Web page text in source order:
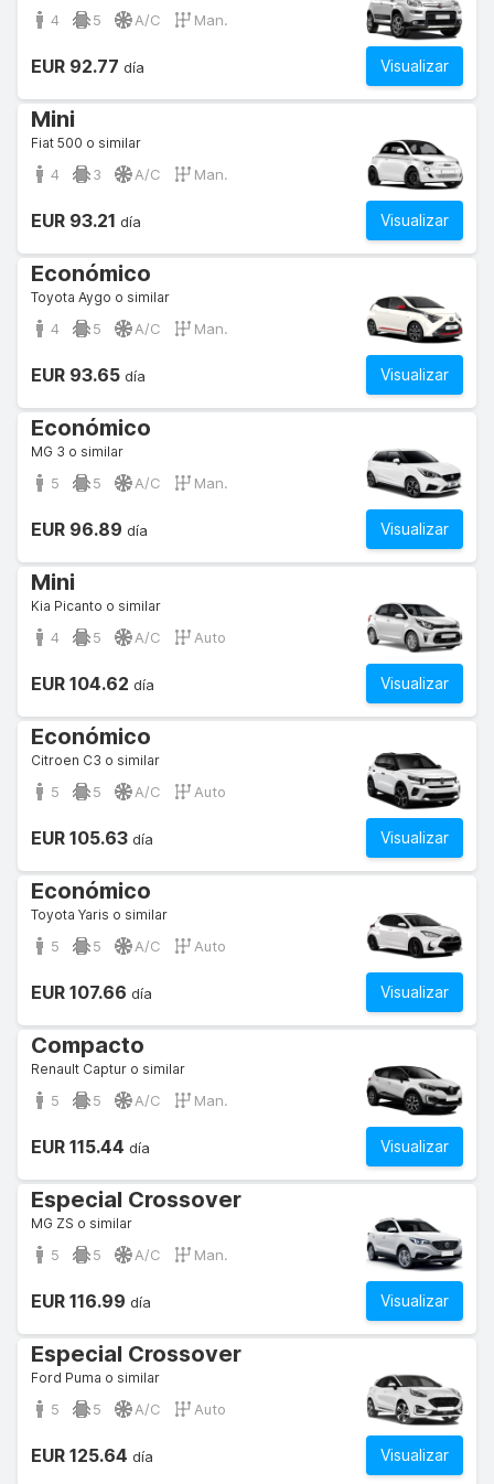
4 5 A/C Man.
Visualizar
EUR 92.77 día
Mini
Fiat 500 o similar
4 3 A/C Man.
Visualizar
EUR 93.21 día
Económico
Toyota Aygo o similar
4 5 A/C Man.
Visualizar
EUR 93.65 día
Económico
MG 3 o similar
5 5 A/C Man.
Visualizar
EUR 96.89 día
Mini
Kia Picanto o similar
4 5 A/C Auto
Visualizar
EUR 104.62 día
Económico
Citroen C3 o similar
5 5 A/C Auto
Visualizar
EUR 105.63 día
Económico
Toyota Yaris o similar
5 5 A/C Auto
Visualizar
EUR 107.66 día
Compacto
Renault Captur o similar
5 5 A/C Man.
Visualizar
EUR 115.44 día
Especial Crossover
MG ZS o similar
5 5 A/C Man.
Visualizar
EUR 116.99 día
Especial Crossover
Ford Puma o similar
5 5 A/C Auto
Visualizar
EUR 125.64 día